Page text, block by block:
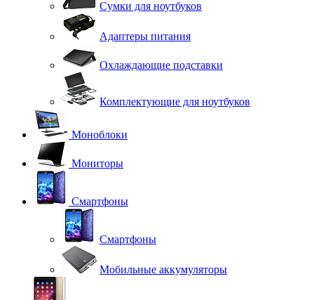
Сумки для ноутбуков
Адаптеры питания
Охлаждающие подставки
Комплектующие для ноутбуков
Моноблоки
Мониторы
Смартфоны
Смартфоны
Мобильные аккумуляторы